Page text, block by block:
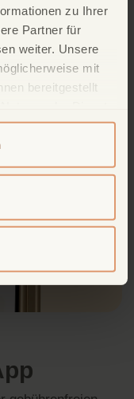
zu Ihrer
Partner für
weiter. Unsere
mit
bereitgestellt
Informationen
Siehier